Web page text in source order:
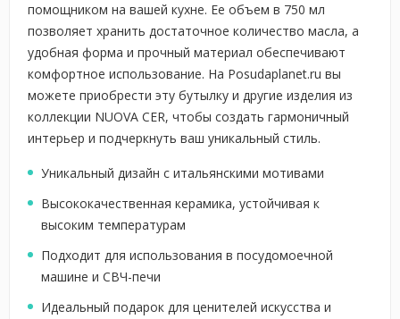
помощником на вашей кухне. Ее объем в 750 мл
позволяет хранить достаточное количество масла, а
удобная форма и прочный материал обеспечивают
комфортное использование. На Posudaplanet.ru вы
можете приобрести эту бутылку и другие изделия из
коллекции NUOVA CER, чтобы создать гармоничный
интерьер и подчеркнуть ваш уникальный стиль.
Уникальный дизайн с итальянскими мотивами
Высококачественная керамика, устойчивая к
высоким температурам
Подходит для использования в посудомоечной
машине и СВЧ-печи
Идеальный подарок для ценителей искусства и